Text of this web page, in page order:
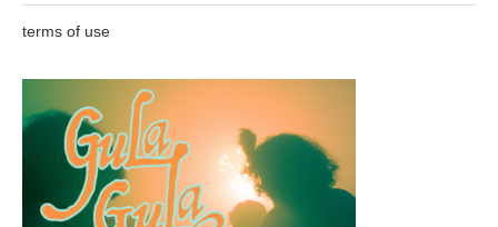
terms of use